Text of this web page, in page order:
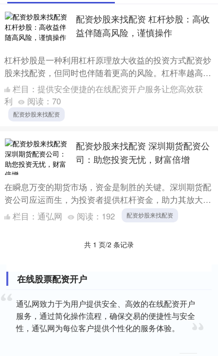
配资炒股来找配资 杠杆炒股：高收
益伴随高风险，谨慎操作
杠杆炒股是一种利用杠杆原理放大收益的投资方式配资炒
股来找配资，但同时也伴随着更高的风险。杠杆率越高，
潜在收益越大，但亏损的风险也越大。 恒信配资成立于
2014年....
栏目： 提供安全便捷的在线配资开户服务让您高效获
利
阅读： 70
配资炒股来找配资
配资炒股来找配资 深圳期货配资公
司：助您投资无忧，财富倍增
在瞬息万变的期货市场，资金是制胜的关键。深圳期货配
资公司应运而生，为投资者提供杠杆资金，助力其放大收
益，实现财富倍增。 2. 平台的资金安全性：选择一个有
较高资....
栏目： 通弘网 阅读： 192 配资炒股来找配资
共 1 页/2 条记录
在线股票配资开户
通弘网致力于为用户提供安全、高效的在线配资开户
服务，通过简化操作流程，确保交易的便捷性与安全
性，通弘网为每位客户提供个性化的服务体验。